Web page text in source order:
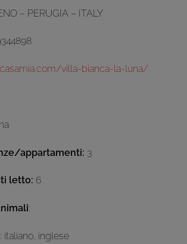
– PERUGIA – ITALY
villa-bianca-la-luna/
appartamenti: 3
letto: 6
:
: italiano, inglese